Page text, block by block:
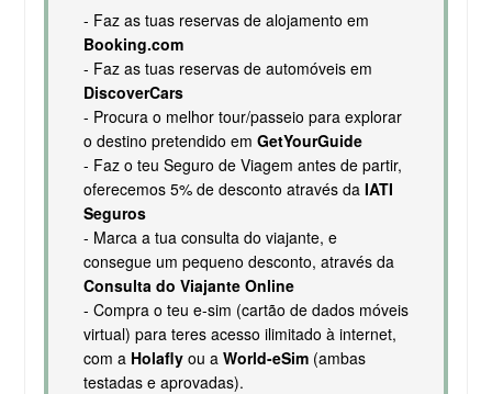
- Faz as tuas reservas de alojamento em
Booking.com
- Faz as tuas reservas de automóveis em
DiscoverCars
- Procura o melhor tour/passeio para explorar
o destino pretendido em GetYourGuide
- Faz o teu Seguro de Viagem antes de partir,
oferecemos 5% de desconto através da IATI
Seguros
- Marca a tua consulta do viajante, e
consegue um pequeno desconto, através da
Consulta do Viajante Online
- Compra o teu e-sim (cartão de dados móveis
virtual) para teres acesso ilimitado à internet,
com a Holaflyou a World-eSim(ambas
testadas e aprovadas).